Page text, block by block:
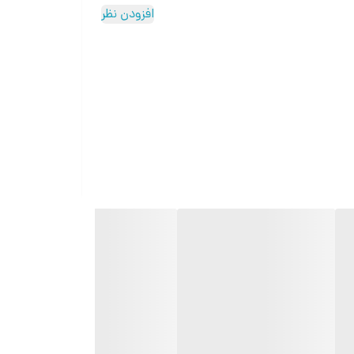
که امکان عکاسی ساده و ثبت لحظات را برای شما
افزودن نظر